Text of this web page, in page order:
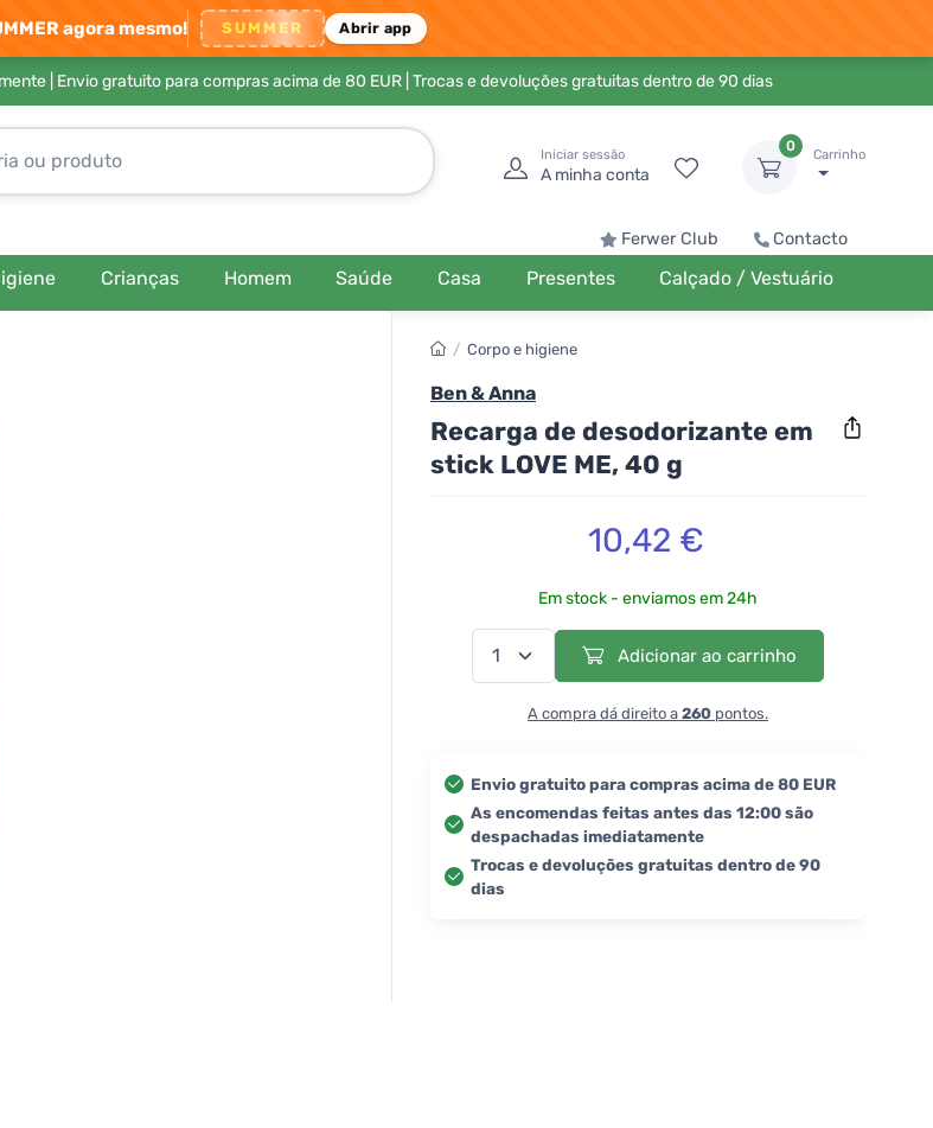
agora mesmo! SUMMER Abrir app
| Envio gratuito para compras acima de 80 EUR| Trocas e devoluções gratuitas dentro de 90 dias
Iniciar sessão
A minha conta
0
Carrinho
Ferwer Club Contacto
Crianças Homem Saúde Casa Presentes Calçado / Vestuário
/ Corpo e higiene
Ben & Anna
Recarga de desodorizante em
stick LOVE ME, 40 g
10,42 €
Em stock - enviamos em 24h
Adicionar ao carrinho
A compra dá direito a 260 pontos.
Envio gratuito para compras acima de 80 EUR
As encomendas feitas antes das 12:00 são
despachadas imediatamente
Trocas e devoluções gratuitas dentro de 90
dias